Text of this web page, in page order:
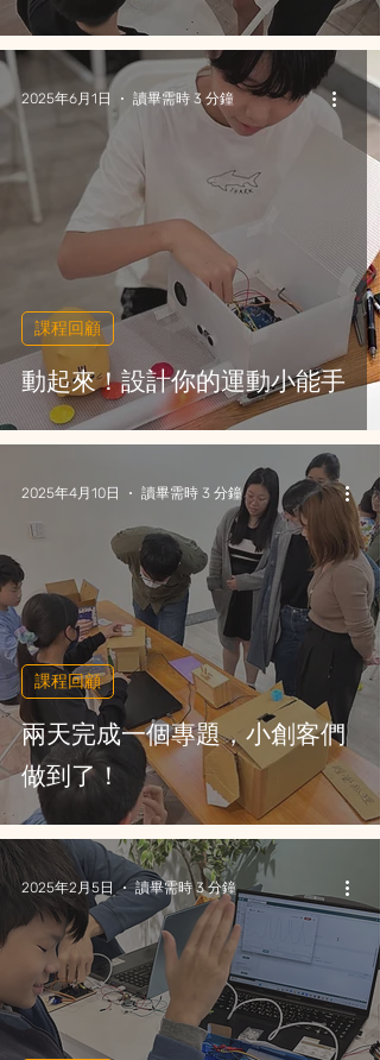
動起來！設計你的運動小能手
課程回顧
2025年6月1日 讀畢需時 3 分鐘
兩天完成一個專題，小創客們
做到了！
課程回顧
2025年4月10日 讀畢需時 3 分鐘
2025年2月5日 讀畢需時 3 分鐘